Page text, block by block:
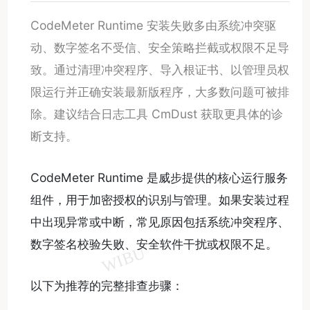
CodeMeter Runtime 安装失败多由系统冲突驱
动、数字签名不受信、安全策略拦截或权限不足导
致。通过清理冲突程序、导入根证书、以管理员权
限运行并正确安装最新版程序，大多数问题可被排
除。建议结合日志工具 CmDust 获取更具体的诊
断支持。
CodeMeter Runtime 是威步提供的核心运行服务
组件，用于加密授权的识别与管理。如果安装过程
中出现异常或中断，常见原因包括系统冲突程序、
数字签名校验失败、安全软件干扰或权限不足。
以下为推荐的完整排查步骤：